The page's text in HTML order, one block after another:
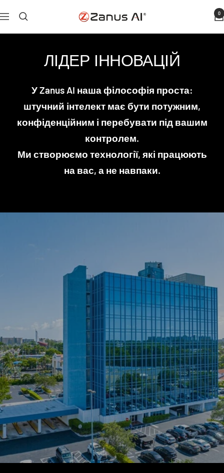
до
Навігація
Zanus
AI
0
ЛІДЕР ІННОВАЦІЙ
У Zanus AI наша філософія проста:
штучний інтелект має бути потужним,
конфіденційним і перебувати під вашим
контролем.
Ми створюємо технології, які працюють
на вас, а не навпаки.